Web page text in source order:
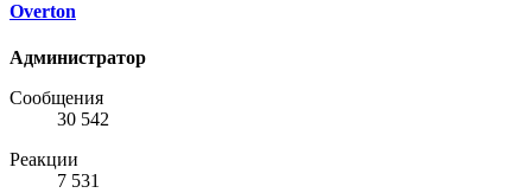
Overton
Администратор
Сообщения
30 542
Реакции
7 531